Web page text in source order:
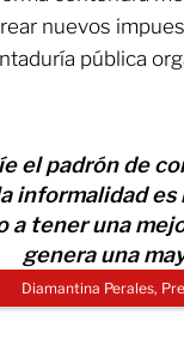
nuevos
pública
el padrón de
informalidad
a tener una
genera una
Diamantina Perales,